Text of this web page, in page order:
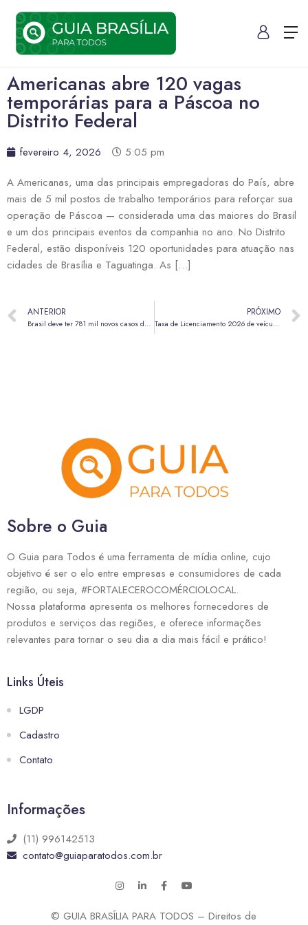
Americanas abre 120 vagas
temporárias para a Páscoa no
Distrito Federal
fevereiro 4, 2026
5:05 pm
A Americanas, uma das principais empregadoras do País, abre
mais de 5 mil postos de trabalho temporários para reforçar sua
operação de Páscoa — considerada uma das maiores do Brasil
e um dos principais eventos da companhia no ano. No Distrito
Federal, estão disponíveis 120 oportunidades para atuação nas
cidades de Brasília e Taguatinga. As […]
ANTERIOR
Brasil deve ter 781 mil novos casos de câncer por ano até 2028, estima Inca
PRÓXIMO
Taxa de Licenciamento 2026 de veículos do DF vence a partir do dia 23 de fevereiro
Sobre o Guia
O Guia para Todos é uma ferramenta de mídia online, cujo
objetivo é ser o elo entre empresas e consumidores de cada
região, ou seja, #FORTALECEROCOMÉRCIOLOCAL.
Nossa plataforma apresenta os melhores fornecedores de
produtos e serviços das regiões, e oferece informações
relevantes para tornar o seu dia a dia mais fácil e prático!
Links Úteis
LGDP
Cadastro
Contato
Informações
(11) 996142513
contato@guiaparatodos.com.br
© GUIA BRASÍLIA PARA TODOS – Direitos de